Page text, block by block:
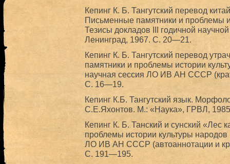
Кепинг К. Б. Тангутский перевод
Письменные памятники и проблемы
Тезисы докладов III годичной
Ленинград, 1967. C. 20—21.
Кепинг К. Б. Тангутский перевод
памятники и проблемы истории
научная сессия ЛО ИВ АН СССР
С. 16—19.
Кепинг К.Б. Тангутский язык.
С.Е.Яхонтов. М.: «Наука», ГРВЛ,
Кепинг К. Б. Танский и сунский «Лес
проблемы истории культуры народов
ЛО ИВ АН СССР (автоаннотации и
С. 191—195.